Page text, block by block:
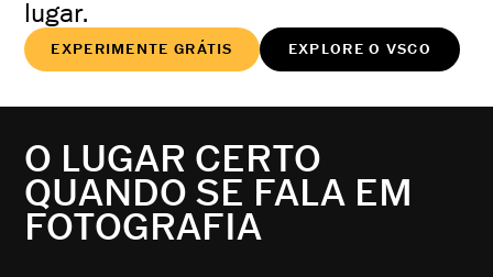
lugar.
EXPERIMENTE GRÁTIS EXPLORE O VSCO
O LUGAR CERTO
QUANDO SE FALA EM
FOTOGRAFIA